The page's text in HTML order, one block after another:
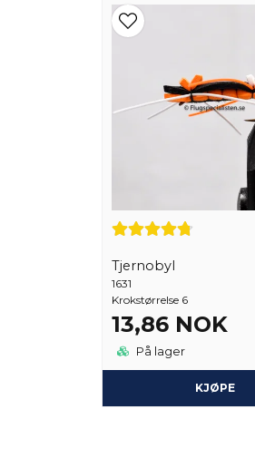
Tjernobyl
1631
Krokstørrelse 6
13,86 NOK
På lager
KJØPE